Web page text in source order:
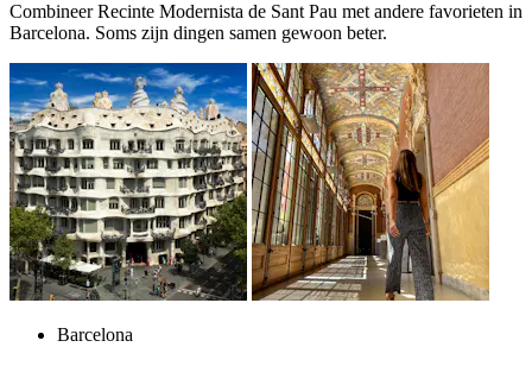
Combineer Recinte Modernista de Sant Pau met andere favorieten in
Barcelona. Soms zijn dingen samen gewoon beter.
Barcelona